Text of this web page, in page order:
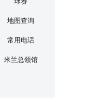
地图查询
常用电话
米兰总领馆